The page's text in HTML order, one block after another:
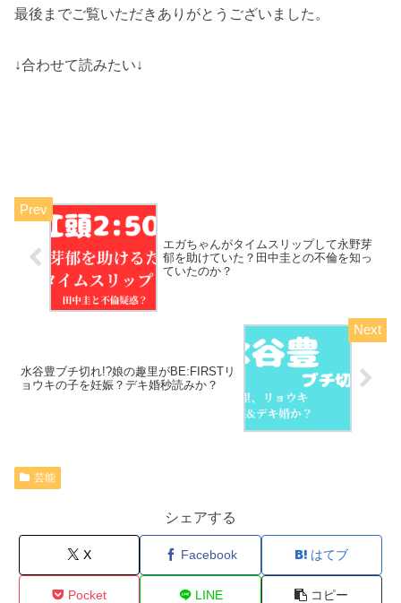
最後までご覧いただきありがとうございました。
↓合わせて読みたい↓
エガちゃんがタイムスリップして永野芽
郁を助けていた？田中圭との不倫を知っ
ていたのか？
水谷豊ブチ切れ!?娘の趣里がBE:FIRSTリ
ョウキの子を妊娠？デキ婚秒読みか？
芸能
シェアする
X Facebook はてブ
Pocket LINE コピー